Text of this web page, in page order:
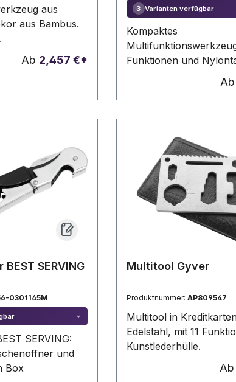
aus
aus Bambus.
Verlängerung,
Ab 2,457 €*
3 Varianten verfügbar
Kompaktes
Funktionen und
Ab
SERVING
0301145M
SERVING:
und
Box
Multitool Gyver
Produktnummer: AP809547
Multitool in
Edelstahl, mit 11
Kunstlederhülle.
Ab